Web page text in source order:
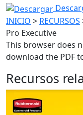
INICIO > RECURSOS
Pro Executive
This browser does
download the PDF
Recursos